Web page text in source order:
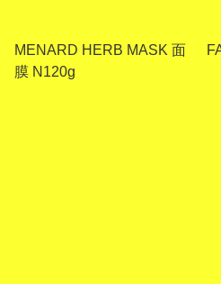
MENARD HERB MASK 面
膜 N120g